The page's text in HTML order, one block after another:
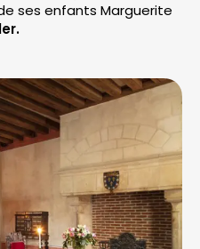
ses enfants Marguerite